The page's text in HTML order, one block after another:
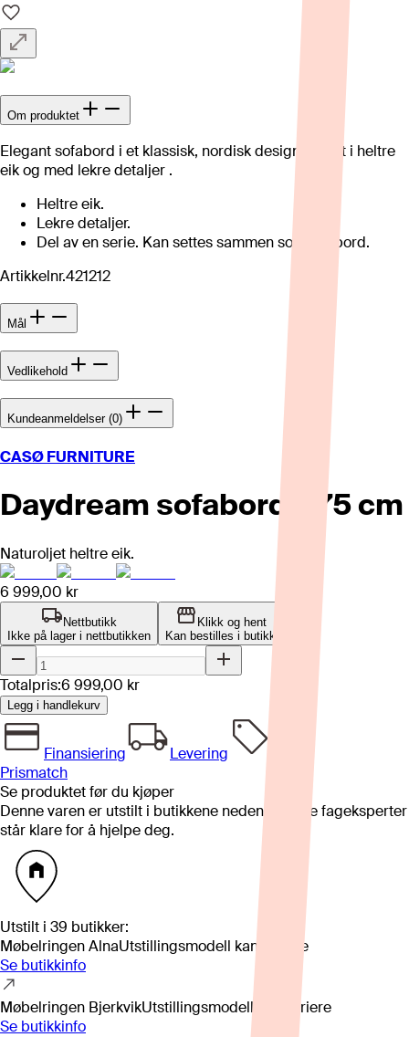
Om produktet
Elegant sofabord i et klassisk, nordisk design. Laget i heltre
eik og med lekre detaljer .
Heltre eik.
Lekre detaljer.
Del av en serie. Kan settes sammen som settbord.
Artikkelnr.421212
Mål
Vedlikehold
Kundeanmeldelser (0)
CASØ FURNITURE
Daydream sofabord Ø75 cm
Naturoljet heltre eik.
6 999,00 kr
Nettbutikk
Ikke på lager i nettbutikken
Klikk og hent
Kan bestilles i butikk
Totalpris:6 999,00 kr
Legg i handlekurv
Finansiering
Levering
Prismatch
Se produktet før du kjøper
Denne varen er utstilt i butikkene nedenfor. Våre fageksperter
står klare for å hjelpe deg.
Utstilt i 39 butikker:
Møbelringen AlnaUtstillingsmodell kan variere
Se butikkinfo
Møbelringen BjerkvikUtstillingsmodell kan variere
Se butikkinfo